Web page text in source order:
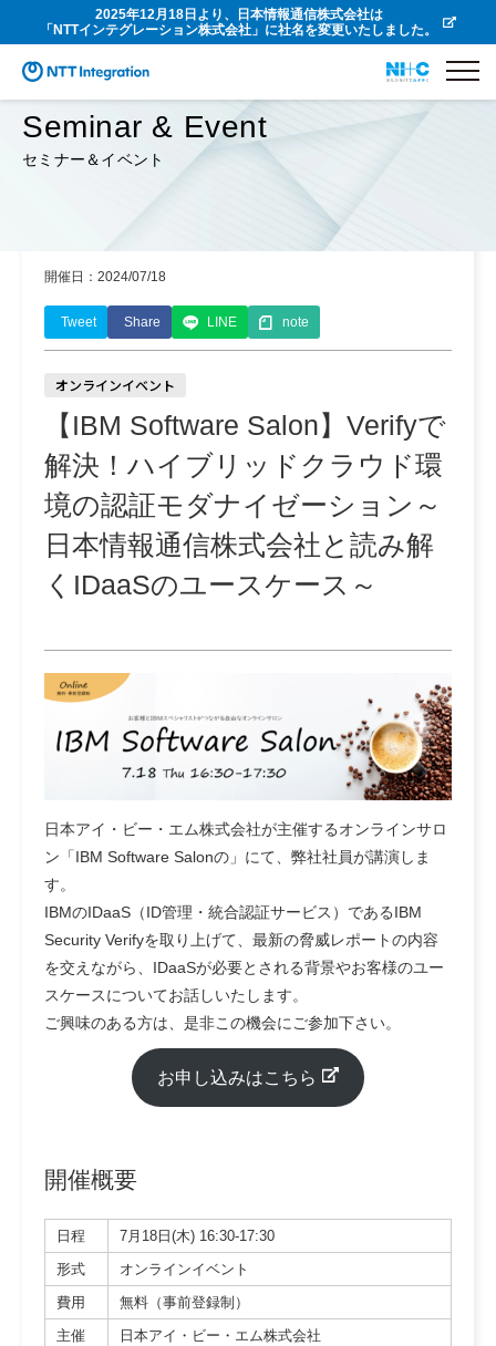
2025年12月18日より、日本情報通信株式会社は
「NTTインテグレーション株式会社」に社名を変更いたしました。
Seminar & Event
セミナー＆イベント
開催日：2024/07/18
Tweet Share LINE note
オンラインイベント
【IBM Software Salon】Verifyで
解決！ハイブリッドクラウド環
境の認証モダナイゼーション～
日本情報通信株式会社と読み解
くIDaaSのユースケース～
日本アイ・ビー・エム株式会社が主催するオンラインサロ
ン「IBM Software Salonの」にて、弊社社員が講演しま
す。
IBMのIDaaS（ID管理・統合認証サービス）であるIBM
Security Verifyを取り上げて、最新の脅威レポートの内容
を交えながら、IDaaSが必要とされる背景やお客様のユー
スケースについてお話しいたします。
ご興味のある方は、是非この機会にご参加下さい。
お申し込みはこちら
開催概要
日程
7月18日(木) 16:30-17:30
形式
オンラインイベント
費用
無料（事前登録制）
主催
日本アイ・ビー・エム株式会社